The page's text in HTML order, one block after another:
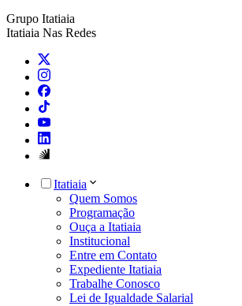
Grupo Itatiaia
Itatiaia Nas Redes
Itatiaia
Quem Somos
Programação
Ouça a Itatiaia
Institucional
Entre em Contato
Expediente Itatiaia
Trabalhe Conosco
Lei de Igualdade Salarial